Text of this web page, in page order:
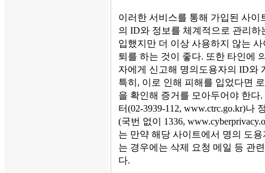
이러한 서비스를 통해 가입된 사
의 ID와 정보를 체계적으로 관리
입했지만 더 이상 사용하지 않는
퇴를 하는 것이 좋다. 또한 타인에
자에게 신고해 명의도용자의 ID와
특히, 이로 인해 피해를 입었다면
을 확인해 증거를 모아두어야 한
터(02-3939-112, www.ctrc.go.kr)
(국번 없이 1336,
는 만약 해당 사이트에서 명의 도
는 경우에는 삭제 요청 메일 등 관
다.